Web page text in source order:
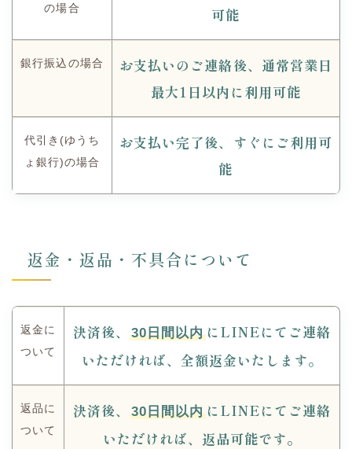
の場合
可能
銀行振込の場合
お支払いのご連絡後、通常営業日
最大1日以内に利用可能
代引き(ゆうち
ょ銀行)の場合
お支払い完了後、すぐにご利用可
能
返金・返品・不具合について
返金に
ついて
決済後、30日間以内にLINEにてご連絡
いただければ、全額返金いたします。
返品に
ついて
決済後、30日間以内にLINEにてご連絡
いただければ、返品可能です。